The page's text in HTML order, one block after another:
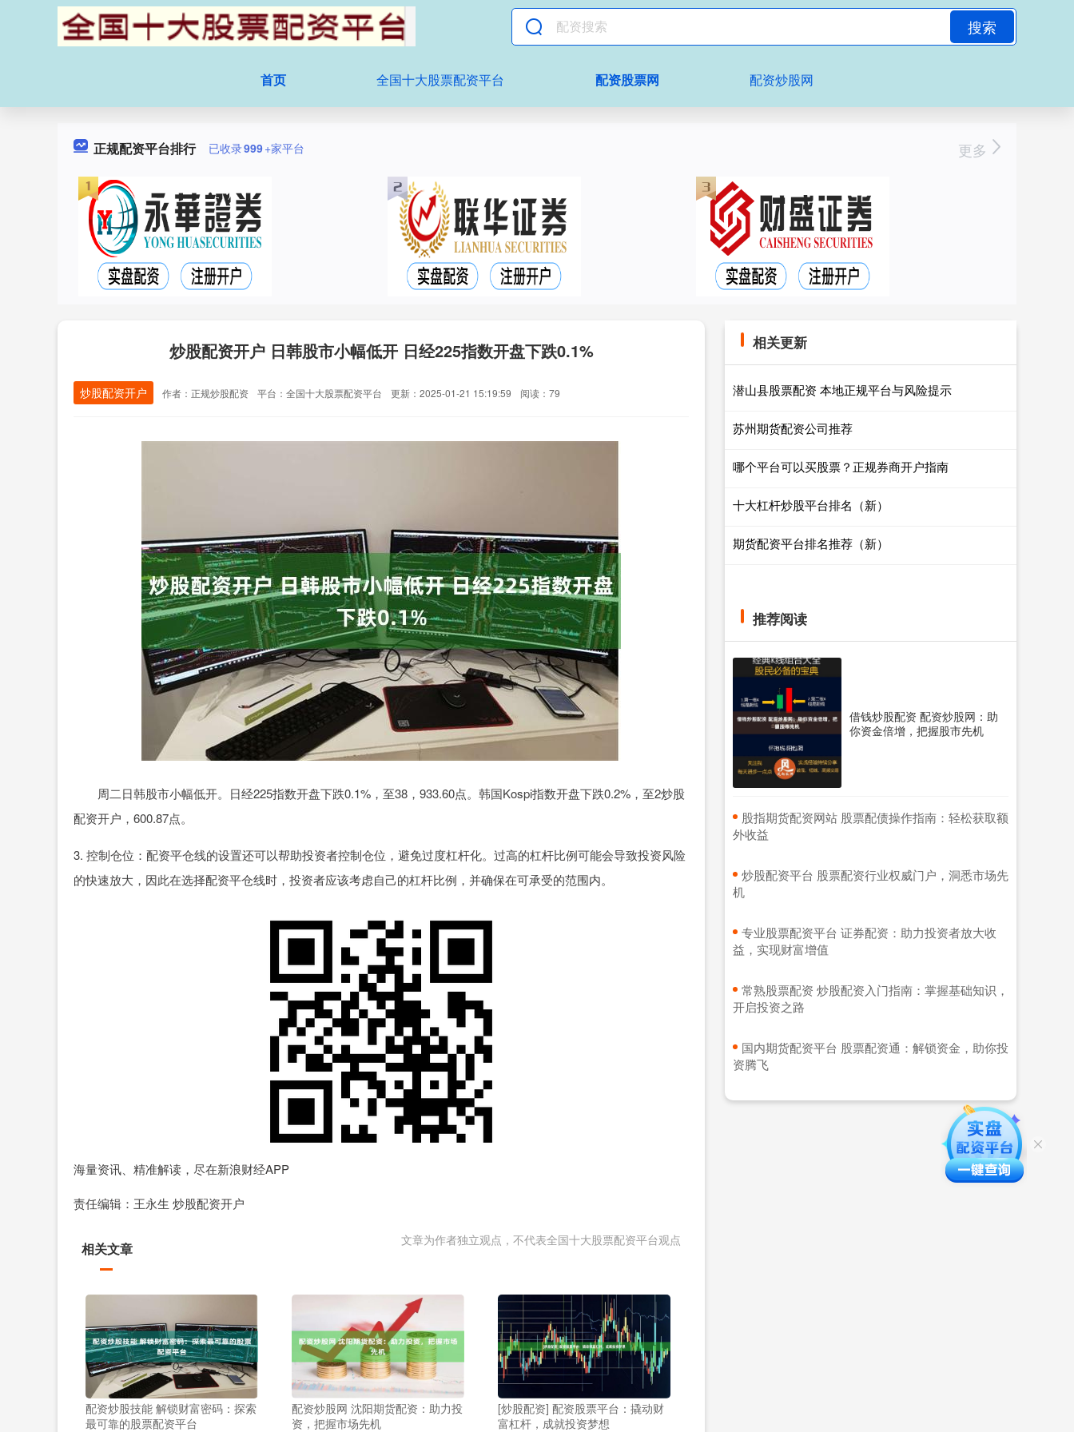
搜索
首页 全国十大股票配资平台 配资股票网 配资炒股网
正规配资平台排行 已收录999+家平台 更多
炒股配资开户 日韩股市小幅低开 日经225指数开盘下跌0.1%
炒股配资开户 作者：正规炒股配资 平台：全国十大股票配资平台 更新：2025-01-21 15:19:59 阅读：79
周二日韩股市小幅低开。日经225指数开盘下跌0.1%，至38，933.60点。韩国Kospi指数开盘下跌0.2%，至2炒股
配资开户，600.87点。
3. 控制仓位：配资平仓线的设置还可以帮助投资者控制仓位，避免过度杠杆化。过高的杠杆比例可能会导致投资风险
的快速放大，因此在选择配资平仓线时，投资者应该考虑自己的杠杆比例，并确保在可承受的范围内。
海量资讯、精准解读，尽在新浪财经APP
责任编辑：王永生 炒股配资开户
文章为作者独立观点，不代表全国十大股票配资平台观点
相关文章
配资炒股技能 解锁财富密码：探索
最可靠的股票配资平台
配资炒股网 沈阳期货配资：助力投
资，把握市场先机
[炒股配资] 配资股票平台：撬动财
富杠杆，成就投资梦想
相关更新
潜山县股票配资 本地正规平台与风险提示
苏州期货配资公司推荐
哪个平台可以买股票？正规券商开户指南
十大杠杆炒股平台排名（新）
期货配资平台排名推荐（新）
推荐阅读
借钱炒股配资 配资炒股网：助
你资金倍增，把握股市先机
​股指期货配资网站 股票配债操作指南：轻松获取额
外收益
​炒股配资平台 股票配资行业权威门户，洞悉市场先
机
​专业股票配资平台 证券配资：助力投资者放大收
益，实现财富增值
​常熟股票配资 炒股配资入门指南：掌握基础知识，
开启投资之路
​国内期货配资平台 股票配资通：解锁资金，助你投
资腾飞